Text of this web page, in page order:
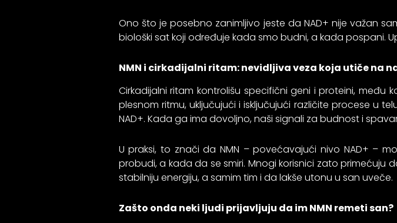
Ono što je posebno zanimljivo jeste da NAD+ nije važan
biološki sat koji određuje kada smo budni, a kada pospani.
NMN i cirkadijalni ritam: nevidljiva veza koja utiče na
Cirkadijalni ritam kontrolišu specifični geni i proteini, među
plesnom ritmu, uključujući i isključujući različite procese u
NAD+. Kada ga ima dovoljno, naši signali za budnost i
U praksi, to znači da NMN – povećavajući nivo NAD+ –
probudi, a kada da se smiri. Mnogi korisnici zato
stabilniju energiju, a samim tim i da lakše utonu u san uveče.
Zašto onda neki ljudi prijavljuju da im NMN remeti san?